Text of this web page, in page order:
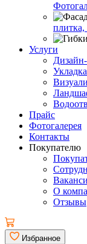
плитка,
Услуги
Прайс
Фотогалерея
Контакты
Покупателю
О
Отзывы
Избранное